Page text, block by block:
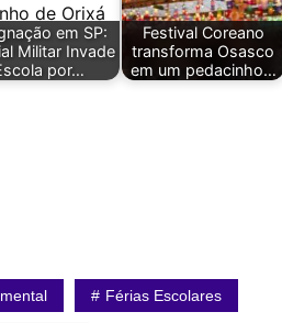
em SP:
Militar Invade
por…
Festival Coreano
transforma Osasco
em um pedacinho…
Férias Escolares